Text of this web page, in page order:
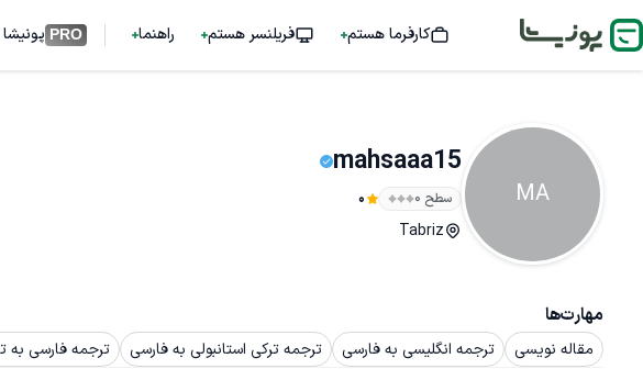
کارفرما هستم فریلنسر هستم راهنما PRO
MA
mahsaaa15
سطح ۰ 0
Tabriz
مهارت‌ها
مقاله نویسی ترجمه انگلیسی به فارسی ترجمه ترکی استانبولی به فارسی ترجمه فارسی به